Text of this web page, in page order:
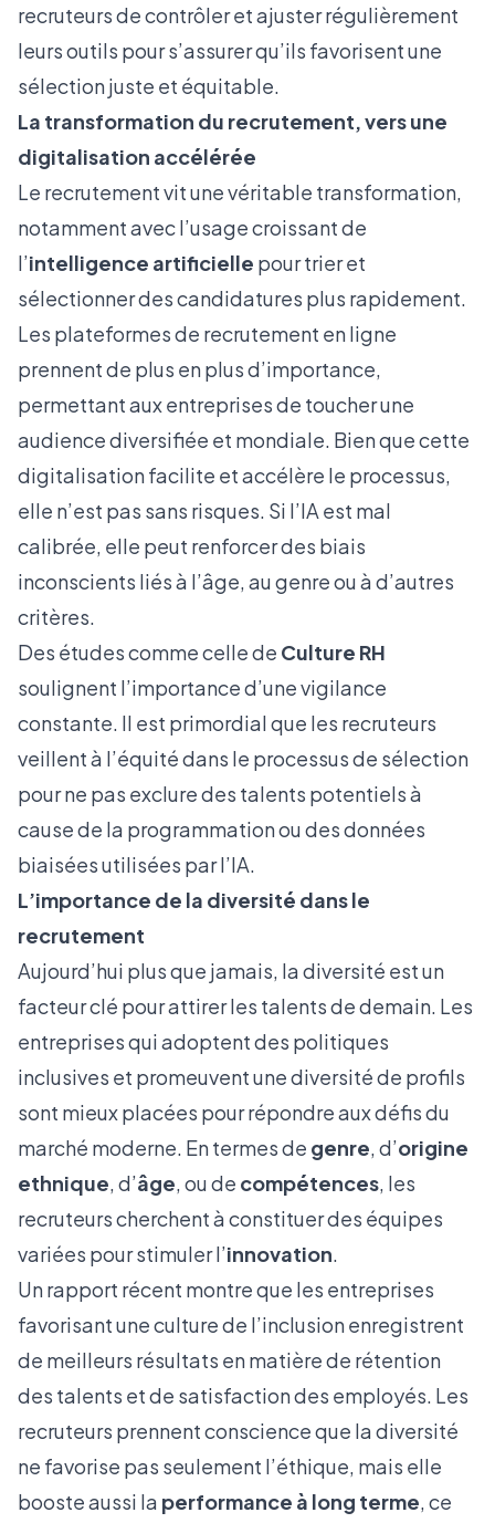
recruteurs de contrôler et ajuster régulièrement
leurs outils pour s’assurer qu’ils favorisent une
sélection juste et équitable.
La transformation du recrutement, vers une
digitalisation accélérée
Le recrutement vit une véritable transformation,
notamment avec l’usage croissant de
l’intelligence artificielle pour trier et
sélectionner des candidatures plus rapidement.
Les plateformes de recrutement en ligne
prennent de plus en plus d’importance,
permettant aux entreprises de toucher une
audience diversifiée et mondiale. Bien que cette
digitalisation facilite et accélère le processus,
elle n’est pas sans risques. Si l’IA est mal
calibrée, elle peut renforcer des biais
inconscients liés à l’âge, au genre ou à d’autres
critères.
Des études comme celle de Culture RH
soulignent l’importance d’une vigilance
constante. Il est primordial que les recruteurs
veillent à l’équité dans le processus de sélection
pour ne pas exclure des talents potentiels à
cause de la programmation ou des données
biaisées utilisées par l’IA.
L’importance de la diversité dans le
recrutement
Aujourd’hui plus que jamais, la diversité est un
facteur clé pour attirer les talents de demain. Les
entreprises qui adoptent des politiques
inclusives et promeuvent une diversité de profils
sont mieux placées pour répondre aux défis du
marché moderne. En termes de genre, d’origine
ethnique, d’âge, ou de compétences, les
recruteurs cherchent à constituer des équipes
variées pour stimuler l’innovation.
Un rapport récent montre que les entreprises
favorisant une culture de l’inclusion enregistrent
de meilleurs résultats en matière de rétention
des talents et de satisfaction des employés. Les
recruteurs prennent conscience que la diversité
ne favorise pas seulement l’éthique, mais elle
booste aussi la performance à long terme, ce